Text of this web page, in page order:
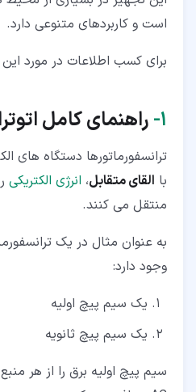
۵‏- نکات طراحی اتوترانس با چند نقطه بهره برداری
۶‏- نمادهای اتوترانس
۷‏-‏۱‏- اتوترانس افزاینده
۷‏-‏۲‏- اتوترانس کاهنده
۷‏-‏۳‏- اتوترانس متغیر
or Grounding)
۹‏- مزایا و معایب اتوترانس چیست؟
۹‏-‏۱‏- مزایا
۹‏-‏۲‏- معایب
است و کاربردهای متنوعی دارد.
برای کسب اطلاعات در مورد
۱‏- راهنمای کامل
ترانسفورماتورها دستگاه های
با القای متقابل، انرژی الکتریکی
منتقل می کنند.
به عنوان مثال در یک
وجود دارد:
یک سیم پیچ اولیه
یک سیم پیچ ثانویه
سیم پیچ اولیه برق را از هر